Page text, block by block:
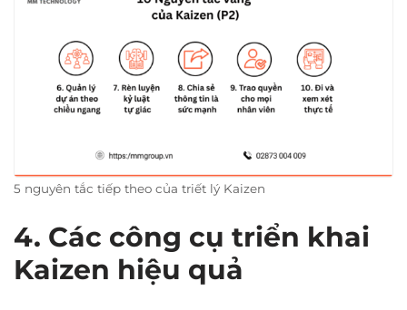
5 nguyên tắc tiếp theo của triết lý Kaizen
4. Các công cụ triển khai
Kaizen hiệu quả